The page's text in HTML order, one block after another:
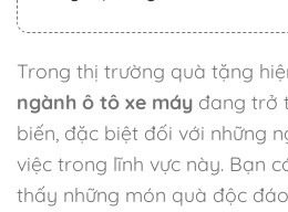
Trong thị trường quà tặng
ngành ô tô xe máy đang trở
biến, đặc biệt đối với những
việc trong lĩnh vực này. Bạn
thấy những món quà độc